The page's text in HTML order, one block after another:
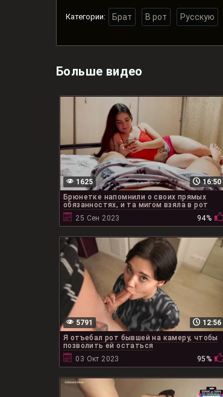
Категории: Брат В рот Русскую
Больше видео
16:50
1625
Брюнетке напомнили о своих прямых
обязанностях, и та мигом взяла в рот
25 Сен 2023
94%
12:56
5791
Я отъебал рот бывшей на камеру, чтобы
позволить ей остаться
03 Окт 2023
95%